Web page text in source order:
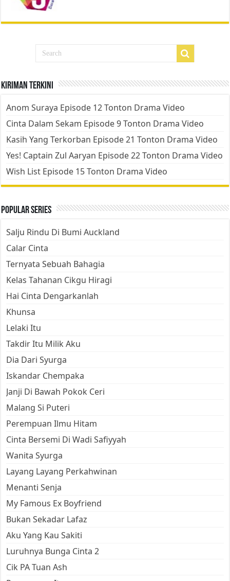
Kiriman Terkini
Anom Suraya Episode 12 Tonton Drama Video
Cinta Dalam Sekam Episode 9 Tonton Drama Video
Kasih Yang Terkorban Episode 21 Tonton Drama Video
Yes! Captain Zul Aaryan Episode 22 Tonton Drama Video
Wish List Episode 15 Tonton Drama Video
Popular Series
Salju Rindu Di Bumi Auckland
Calar Cinta
Ternyata Sebuah Bahagia
Kelas Tahanan Cikgu Hiragi
Hai Cinta Dengarkanlah
Khunsa
Lelaki Itu
Takdir Itu Milik Aku
Dia Dari Syurga
Iskandar Chempaka
Janji Di Bawah Pokok Ceri
Malang Si Puteri
Perempuan Ilmu Hitam
Cinta Bersemi Di Wadi Safiyyah
Wanita Syurga
Layang Layang Perkahwinan
Menanti Senja
My Famous Ex Boyfriend
Bukan Sekadar Lafaz
Aku Yang Kau Sakiti
Luruhnya Bunga Cinta 2
Cik PA Tuan Ash